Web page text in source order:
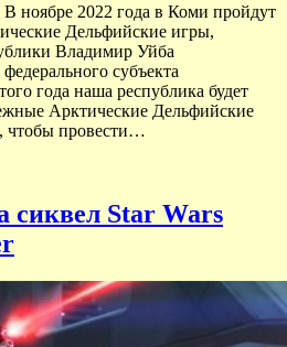
ноябре 2022 года в Коми пройдут
Дельфийские игры,
Владимир Уйба
субъекта
года наша республика будет
Арктические Дельфийские
чтобы провести…
сиквел Star Wars